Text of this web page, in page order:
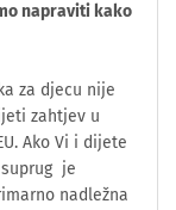
napraviti kako
za djecu nije
zahtjev u
Ako Vi i dijete
je
nadležna